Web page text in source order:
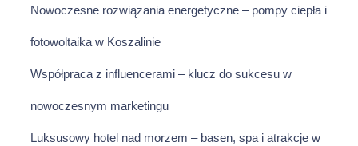
Nowoczesne rozwiązania energetyczne – pompy ciepła i
fotowoltaika w Koszalinie
Współpraca z influencerami – klucz do sukcesu w
nowoczesnym marketingu
Luksusowy hotel nad morzem – basen, spa i atrakcje w